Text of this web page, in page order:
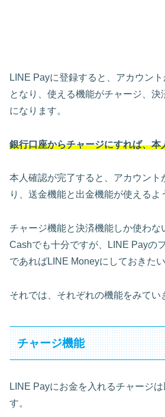
LINE Payに登録すると、アカウン
となり、使える機能がチャージ、
になります。
銀行口座からチャージにすれば、本
本人確認が完了すると、アカウント
り、送金機能と出金機能が使えるよ
チャージ機能と決済機能しか使わな
Cashでも十分ですが、LINE Payの
であればLINE Moneyにしておきたい
それでは、それぞれの機能をみてい
チャージ機能
LINE Payにお金を入れるチャージ
す。